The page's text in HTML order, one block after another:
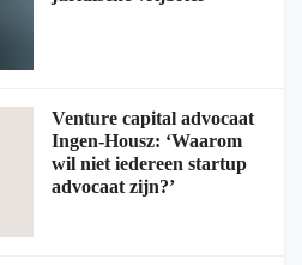
Venture capital advocaat
Ingen-Housz: ‘Waarom
wil niet iedereen startup
advocaat zijn?’